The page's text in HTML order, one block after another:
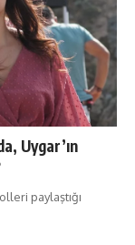
Uygar’ın
paylaştığı